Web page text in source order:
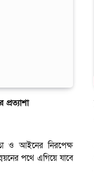
প্রত্যাশা
ও আইনের নিরপেক্ষ
পথে এগিয়ে যাবে